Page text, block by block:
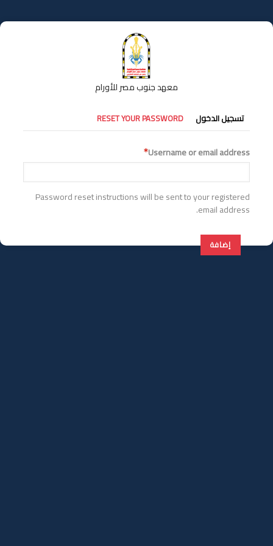
إلى
المحتوى
معهد جنوب مصر للأورام
التبويبات
الأساسية
تسجيل الدخول RESET YOUR PASSWORD
Username or email address
Password reset instructions will be sent to your registered
email address.